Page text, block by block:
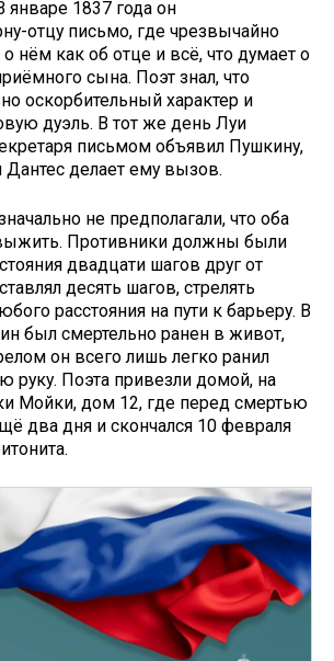
январе 1837 года он
отцу письмо, где чрезвычайно
о нём как об отце и всё, что думает о
сына. Поэт знал, что
оскорбительный характер и
дуэль. В тот же день Луи
письмом объявил Пушкину,
Дантес делает ему вызов.
не предполагали, что оба
Противники должны были
двадцати шагов друг от
десять шагов, стрелять
расстояния на пути к барьеру. В
был смертельно ранен в живот,
он всего лишь легко ранил
руку. Поэта привезли домой, на
Мойки, дом 12, где перед смертью
два дня и скончался 10 февраля